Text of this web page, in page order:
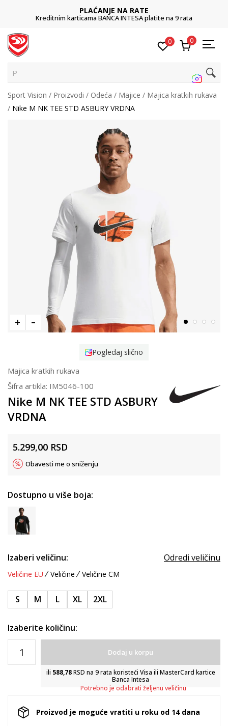
PLAĆANJE NA RATE
Kreditnim karticama BANCA INTESA platite na 9 rata
0 0
Pret
Sport Vision Proizvodi Odeća Majice
Majica kratkih rukava
Nike M NK TEE STD ASBURY VRDNA
Pogledaj slično
Majica kratkih rukava
Šifra artikla: IM5046-100
Nike M NK TEE STD ASBURY
VRDNA
5.299,00 RSD
Obavesti me o sniženju
Dostupno u više boja:
Izaberi veličinu: Odredi veličinu
Veličine EU Veličine Veličine CM
S M L XL 2XL
Izaberite količinu:
Dodaj u korpu
ili 588,78RSD na 9 rata koristeći Visa ili MasterCard kartice
Banca Intesa
Potrebno je odabrati željenu veličinu
Proizvod je moguće vratiti u roku od 14 dana